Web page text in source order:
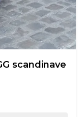
scandinave